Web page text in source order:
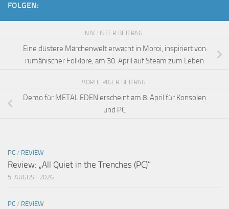
FOLGEN:
NÄCHSTER BEITRAG
Eine düstere Märchenwelt erwacht in Moroi, inspiriert von
rumänischer Folklore, am 30. April auf Steam zum Leben
VORHERIGER BEITRAG
Demo für METAL EDEN erscheint am 8. April für Konsolen
und PC
PC / REVIEW
Review: „All Quiet in the Trenches (PC)“
5. AUGUST 2026
PC / REVIEW